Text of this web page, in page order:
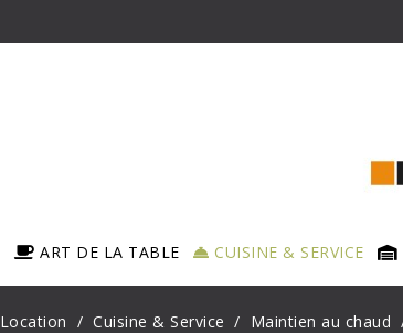
ART DE LA TABLE CUISINE & SERVICE
Location Cuisine & Service Maintien au chaud